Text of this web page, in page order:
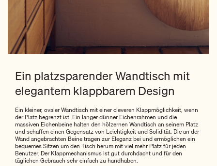
Ein platzsparender Wandtisch mit
elegantem klappbarem Design
Ein kleiner, ovaler Wandtisch mit einer cleveren Klappmöglichkeit, wenn
der Platz begrenzt ist. Ein langer dünner Eichenrahmen und die
massiven Eichenbeine halten den hölzernen Wandtisch an seinem Platz
und schaffen einen Gegensatz von Leichtigkeit und Solidität. Die an der
Wand angebrachten Beine tragen zur Eleganz bei und ermöglichen ein
bequemes Sitzen um den Tisch herum mit viel mehr Platz für jeden
Benutzer. Der Klappmechanismus ist gut durchdacht und für den
täglichen Gebrauch sehr einfach zu handhaben.